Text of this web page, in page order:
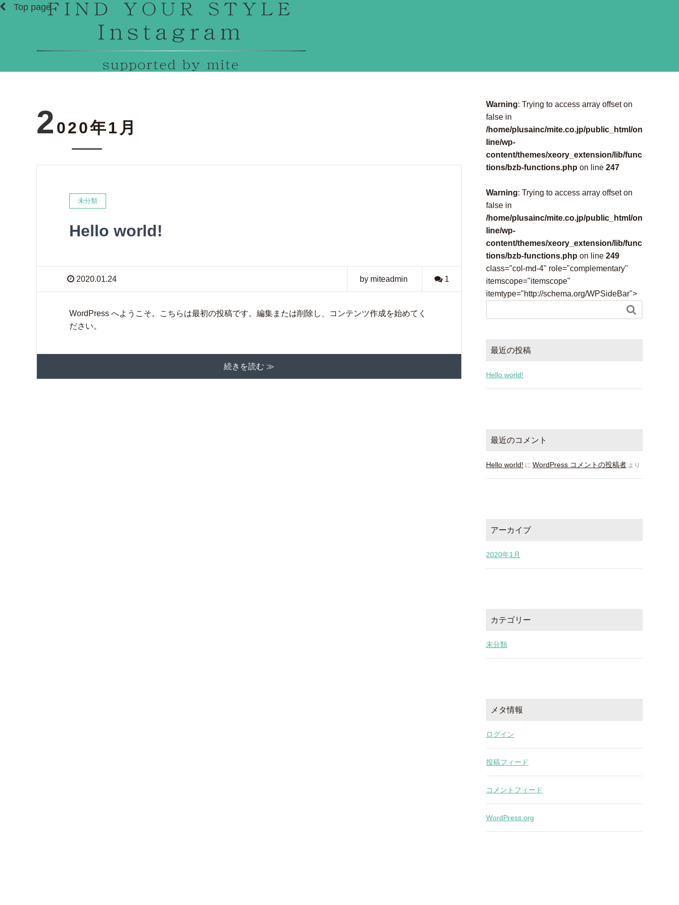
Top page
2 020年1月
未分類
Hello world!
2020.01.24 by miteadmin 1
WordPress へようこそ。こちらは最初の投稿です。編集または削除し、コンテンツ作成を始めてく
ださい。
続きを読む ≫
Warning: Trying to access array offset on
false in
/home/plusainc/mite.co.jp/public_html/on
line/wp-
content/themes/xeory_extension/lib/func
tions/bzb-functions.php on line 247
Warning: Trying to access array offset on
false in
/home/plusainc/mite.co.jp/public_html/on
line/wp-
content/themes/xeory_extension/lib/func
tions/bzb-functions.php on line 249
class="col-md-4" role="complementary"
itemscope="itemscope"
itemtype="http://schema.org/WPSideBar">

最近の投稿
Hello world!
最近のコメント
Hello world! に WordPress コメントの投稿者 より
アーカイブ
2020年1月
カテゴリー
未分類
メタ情報
ログイン
投稿フィード
コメントフィード
WordPress.org